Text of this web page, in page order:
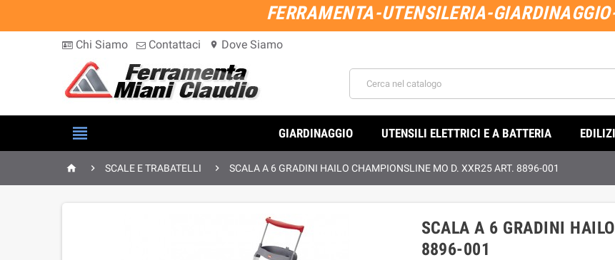
FERRAMENTA-UTENSILERIA-
Chi Siamo Contattaci location_on Dove Siamo
 GIARDINAGGIO UTENSILI ELETTRICI E A BATTERIA
  SCALE E TRABATELLI  SCALA A 6 GRADINI HAILO CHAMPIONSLINE MO D. XXR25 ART. 8896-001
SCALA A 6 GRADINI
8896-001